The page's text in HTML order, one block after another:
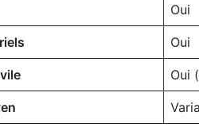
Oui
Oui
Oui